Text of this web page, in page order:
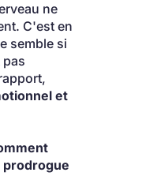
ne
C'est en
semble si
pas
et
prodrogue